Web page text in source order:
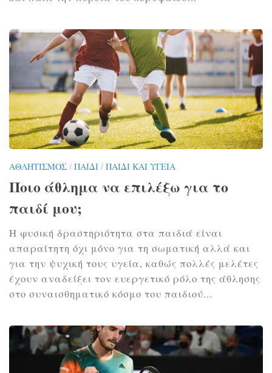
ΑΘΛΗΤΙΣΜΌΣ / ΠΑΙΔΊ / ΠΑΙΔΊ ΚΑΙ ΥΓΕΊΑ
Ποιο άθλημα να επιλέξω για το
παιδί μου;
Η φυσική δραστηριότητα στα παιδιά είναι
απαραίτητη όχι μόνο για τη σωματική αλλά και
για την ψυχική τους υγεία, καθώς πολλές μελέτες
έχουν αναδείξει τον ευεργετικό ρόλο της άθλησης
στο συναισθηματικό κόσμο του παιδιού...